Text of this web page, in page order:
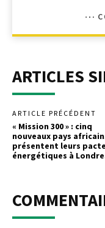
ARTICLES
ARTICLE PRÉCÉDENT
« Mission 300 » : cinq
nouveaux pays
présentent leurs
énergétiques à